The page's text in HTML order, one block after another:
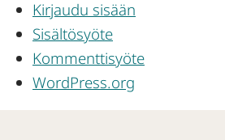
Kirjaudu sisään
Sisältösyöte
Kommenttisyöte
WordPress.org